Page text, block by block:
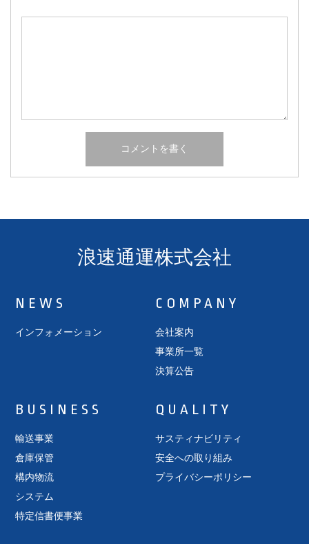
浪速通運株式会社
NEWS
インフォメーション
COMPANY
会社案内
事業所一覧
決算公告
BUSINESS
輸送事業
倉庫保管
構内物流
システム
特定信書便事業
QUALITY
サスティナビリティ
安全への取り組み
プライバシーポリシー